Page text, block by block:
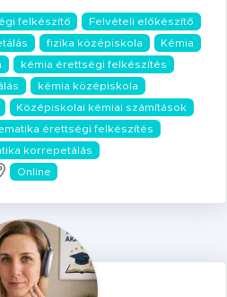
felkészítő
Felvételi előkészítő
fizika középiskola
Kémia
kémia érettségi felkészítés
kémia középiskola
Középiskolai kémiai számítások
érettségi felkészítés
korrepetálás
Online